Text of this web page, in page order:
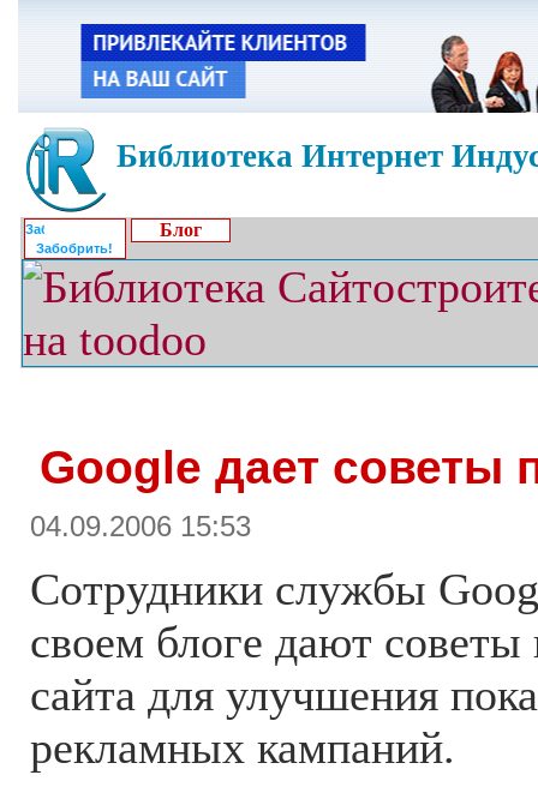
Библиотека Интернет
Забобрить!
Блог
Google дает советы
04.09.2006 15:53
Сотрудники службы
своем блоге дают
сайта для улучшения
рекламных кампаний.